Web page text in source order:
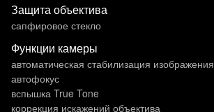
Защита объектива
сапфировое стекло
Функции камеры
автоматическая стабилизация изображения
автофокус
вспышка True Tone
коррекция искажений объектива